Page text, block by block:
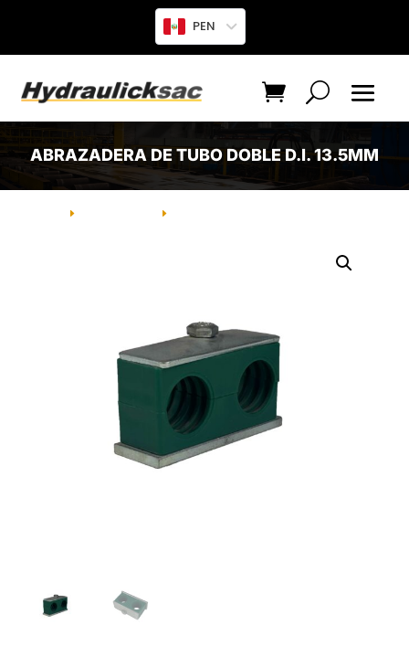
PEN
ABRAZADERA DE TUBO DOBLE D.I. 13.5MM
E E